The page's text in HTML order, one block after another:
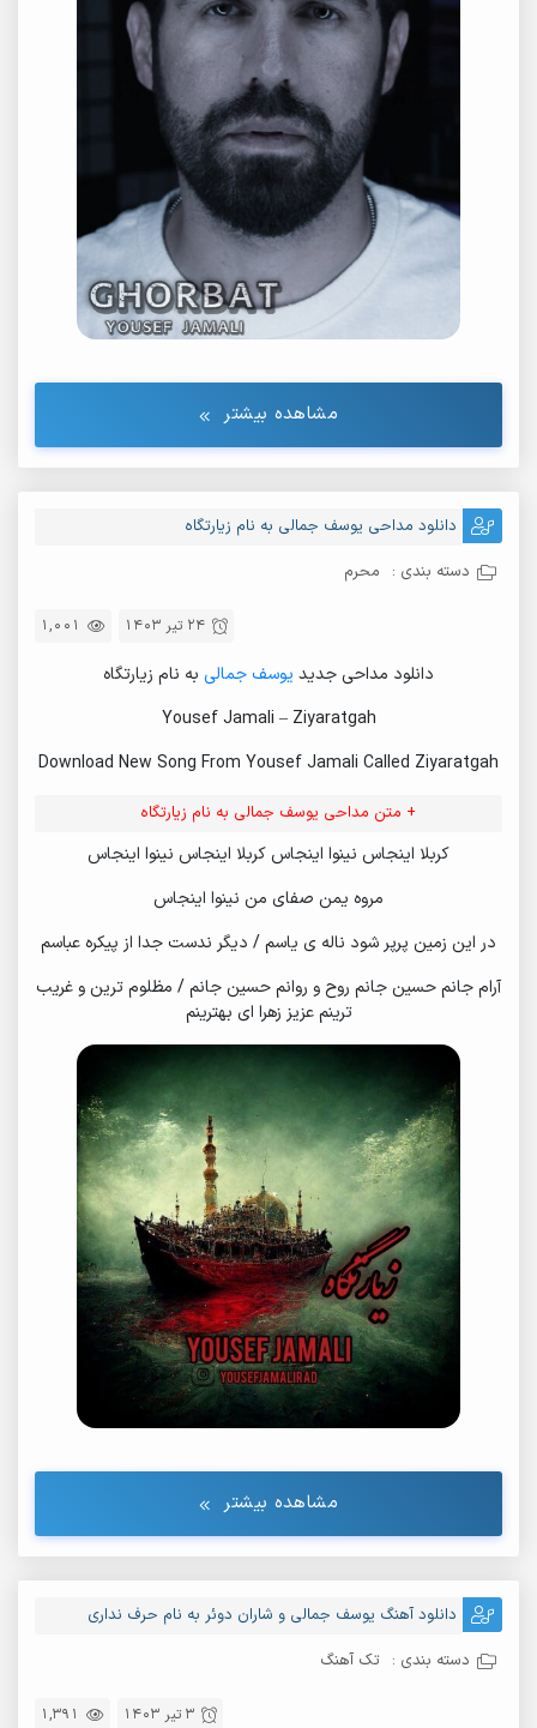
مشاهده بیشتر
دانلود مداحی یوسف جمالی به نام زیارتگاه
دسته بندی : محرم
1,001 24 تیر 1403
دانلود مداحی جدید یوسف جمالی به نام زیارتگاه
Yousef Jamali – Ziyaratgah
Download New Song From Yousef Jamali Called Ziyaratgah
+ متن مداحی یوسف جمالی به نام زیارتگاه
کربلا اینجاس نینوا اینجاس کربلا اینجاس نینوا اینجاس
مروه یمن صفای من نینوا اینجاس
در این زمین پرپر شود ناله ی یاسم / دیگر ندست جدا از پیکره عباسم
آرام جانم حسین جانم روح و روانم حسین جانم / مظلوم ترین و غریب
ترینم عزیز زهرا ای بهترینم
مشاهده بیشتر
دانلود آهنگ یوسف جمالی و شاران دوئر به نام حرف نداری
دسته بندی : تک آهنگ
1,391 3 تیر 1403